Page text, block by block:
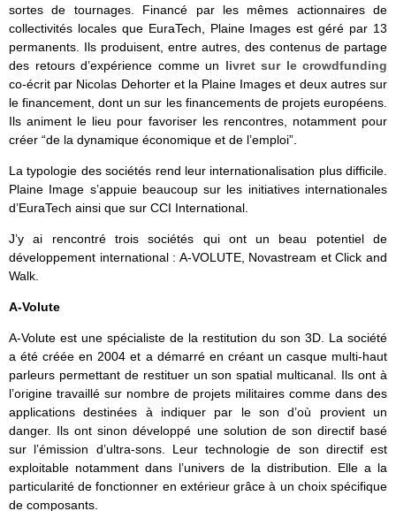
sortes de tournages. Financé par les mêmes actionnaires de
collectivités locales que EuraTech, Plaine Images est géré par 13
permanents. Ils produisent, entre autres, des contenus de partage
des retours d’expérience comme un livret sur le crowdfunding
co-écrit par Nicolas Dehorter et la Plaine Images et deux autres sur
le financement, dont un sur les financements de projets européens.
Ils animent le lieu pour favoriser les rencontres, notamment pour
créer “de la dynamique économique et de l’emploi”.
La typologie des sociétés rend leur internationalisation plus difficile.
Plaine Image s’appuie beaucoup sur les initiatives internationales
d’EuraTech ainsi que sur CCI International.
J’y ai rencontré trois sociétés qui ont un beau potentiel de
développement international : A-VOLUTE, Novastream et Click and
Walk.
A-Volute
A-Volute est une spécialiste de la restitution du son 3D. La société
a été créée en 2004 et a démarré en créant un casque multi-haut
parleurs permettant de restituer un son spatial multicanal. Ils ont à
l’origine travaillé sur nombre de projets militaires comme dans des
applications destinées à indiquer par le son d’où provient un
danger. Ils ont sinon développé une solution de son directif basé
sur l’émission d’ultra-sons. Leur technologie de son directif est
exploitable notamment dans l’univers de la distribution. Elle a la
particularité de fonctionner en extérieur grâce à un choix spécifique
de composants.